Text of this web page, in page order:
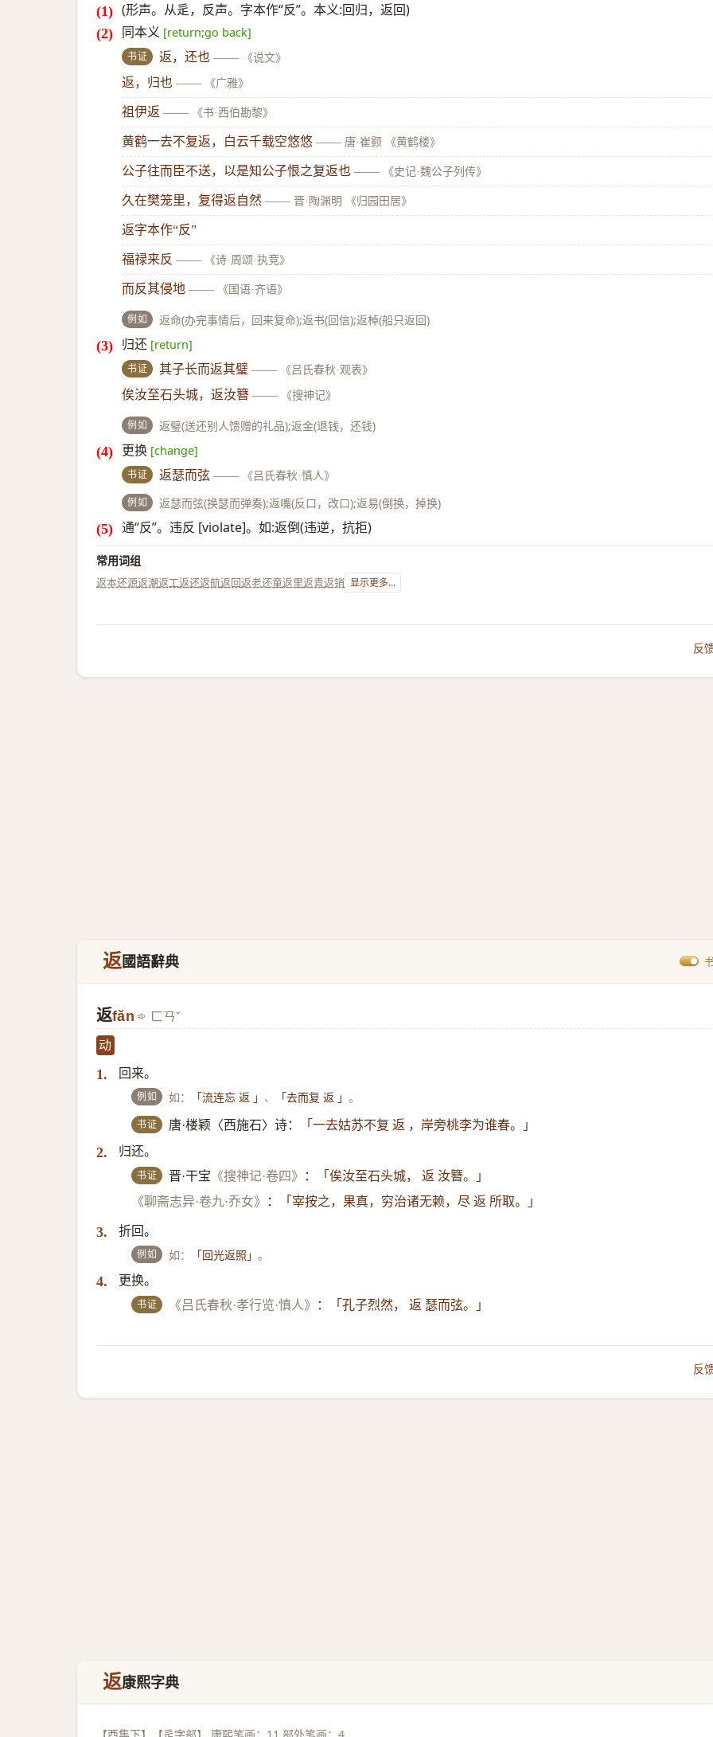
(形声。从辵，反声。字本作“反”。本义:回归，返回)
同本义 [return;go back]
书证 返，还也 —— 《说文》
返，归也 —— 《广雅》
祖伊返 —— 《书·西伯勘黎》
黄鹤一去不复返，白云千载空悠悠 —— 唐·崔颢 《黄鹤楼》
公子往而臣不送，以是知公子恨之复返也 —— 《史记·魏公子列传》
久在樊笼里，复得返自然 —— 晋·陶渊明 《归园田居》
返字本作“反”
福禄来反 —— 《诗·周颂·执竞》
而反其侵地 —— 《国语·齐语》
例如 返命(办完事情后，回来复命);返书(回信);返棹(船只返回)
归还 [return]
书证 其子长而返其璧 —— 《吕氏春秋·观表》
俟汝至石头城，返汝簪 —— 《搜神记》
例如 返璧(送还别人馈赠的礼品);返金(退钱，还钱)
更换 [change]
书证 返瑟而弦 —— 《吕氏春秋·慎人》
例如 返瑟而弦(换瑟而弹奏);返嘴(反口，改口);返易(倒换，掉换)
通“反”。违反 [violate]。如:返倒(违逆，抗拒)
常用词组
返本还源返潮返工返还返航返回返老还童返里返青返销 显示更多...
反
返國語辭典
返fǎn ㄈㄢˇ
动
1. 回来。
例如 如： 「流连忘 返 」 、 「去而复 返 」。
书证 唐·楼颖〈西施石〉诗： 「一去姑苏不复 返 ，岸旁桃李为谁春。」
2. 归还。
书证 晋·干宝 《搜神记·卷四》 ：
「俟汝至石头城， 返 汝簪。」
《聊斋志异·卷九·乔女》
： 「宰按之，果真，穷治诸无赖，尽 返 所取。」
3. 折回。
例如 如： 「回光返照」。
4. 更换。
书证 《吕氏春秋·孝行览·慎人》 ： 「孔子烈然， 返 瑟而弦。」
反
返康熙字典